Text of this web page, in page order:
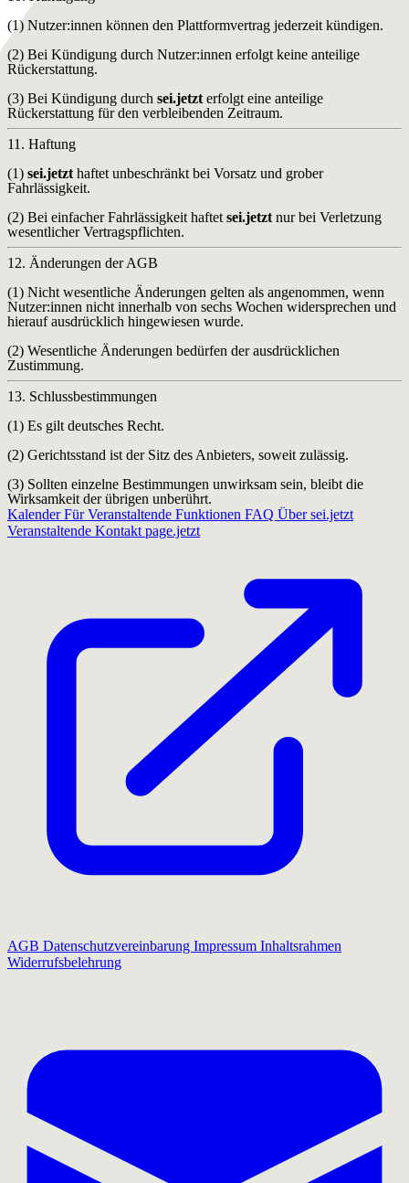
(1) Nutzer:innen können den Plattformvertrag jederzeit kündigen.
(2) Bei Kündigung durch Nutzer:innen erfolgt keine anteilige
Rückerstattung.
(3) Bei Kündigung durch sei.jetzt erfolgt eine anteilige
Rückerstattung für den verbleibenden Zeitraum.
11. Haftung
(1) sei.jetzt haftet unbeschränkt bei Vorsatz und grober
Fahrlässigkeit.
(2) Bei einfacher Fahrlässigkeit haftet sei.jetzt nur bei Verletzung
wesentlicher Vertragspflichten.
12. Änderungen der AGB
(1) Nicht wesentliche Änderungen gelten als angenommen, wenn
Nutzer:innen nicht innerhalb von sechs Wochen widersprechen und
hierauf ausdrücklich hingewiesen wurde.
(2) Wesentliche Änderungen bedürfen der ausdrücklichen
Zustimmung.
13. Schlussbestimmungen
(1) Es gilt deutsches Recht.
(2) Gerichtsstand ist der Sitz des Anbieters, soweit zulässig.
(3) Sollten einzelne Bestimmungen unwirksam sein, bleibt die
Wirksamkeit der übrigen unberührt.
KalenderFür Veranstaltende Funktionen FAQ Über sei.jetzt
Veranstaltende Kontakt page.jetzt
AGB Datenschutzvereinbarung Impressum Inhaltsrahmen
Widerrufsbelehrung